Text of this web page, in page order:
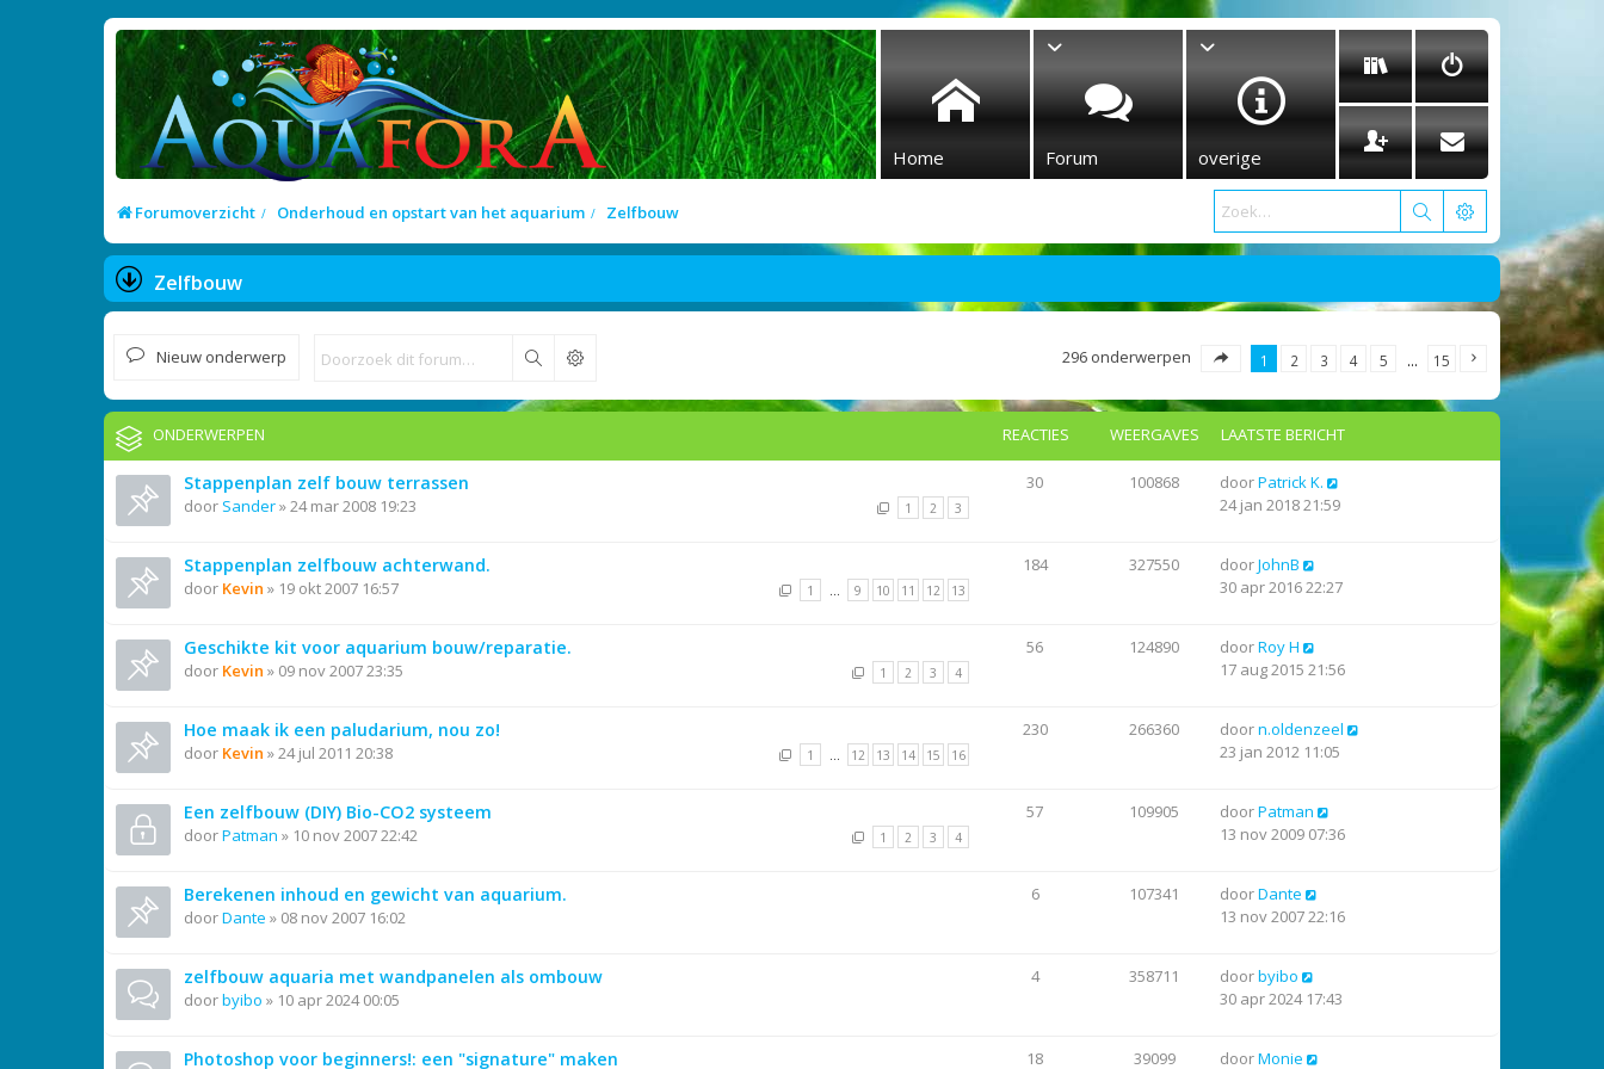
Home Forum overige
Forumoverzicht Onderhoud en opstart van het aquarium Zelfbouw
Zelfbouw
Nieuw onderwerp Zoek 296 onderwerpen 1 2 3 4 5 … 15
ONDERWERPEN REACTIES WEERGAVES LAATSTE BERICHT
Stappenplan zelf bouw terrassen
door Sander»24 mar 2008 19:23 1 2 3
30 100868 doorPatrick K.
24 jan 2018 21:59
Stappenplan zelfbouw achterwand.
door Kevin » 19 okt 2007 16:57 1 … 9 10 11 12 13
184 327550 doorJohnB
30 apr 2016 22:27
Geschikte kit voor aquarium bouw/reparatie.
door Kevin » 09 nov 2007 23:35 1 2 3 4
56 124890 doorRoy H
17 aug 2015 21:56
Hoe maak ik een paludarium, nou zo!
door Kevin »24 jul 2011 20:38 1 … 12 13 14 15 16
230 266360 doorn.oldenzeel
23 jan 2012 11:05
Een zelfbouw (DIY) Bio-CO2 systeem
doorPatman » 10 nov 2007 22:42 1 2 3 4
57 109905 doorPatman
13 nov 2009 07:36
Berekenen inhoud en gewicht van aquarium.
doorDante » 08 nov 2007 16:02
6 107341 doorDante
13 nov 2007 22:16
zelfbouw aquaria met wandpanelen als ombouw
doorbyibo » 10 apr 2024 00:05
4 358711 doorbyibo
30 apr 2024 17:43
Photoshop voor beginners!: een "signature" maken 18 39099 doorMonie